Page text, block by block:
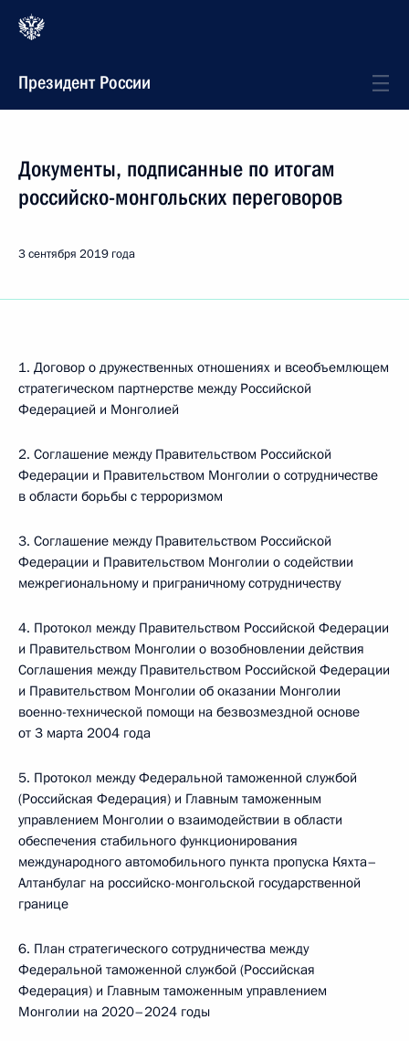
Президент России
Документы, подписанные по итогам
российско-монгольских переговоров
3 сентября 2019 года
1. Договор о дружественных отношениях и всеобъемлющем
стратегическом партнерстве между Российской
Федерацией и Монголией
2. Соглашение между Правительством Российской
Федерации и Правительством Монголии о сотрудничестве
в области борьбы с терроризмом
3. Соглашение между Правительством Российской
Федерации и Правительством Монголии о содействии
межрегиональному и приграничному сотрудничеству
4. Протокол между Правительством Российской Федерации
и Правительством Монголии о возобновлении действия
Соглашения между Правительством Российской Федерации
и Правительством Монголии об оказании Монголии
военно-технической помощи на безвозмездной основе
от 3 марта 2004 года
5. Протокол между Федеральной таможенной службой
(Российская Федерация) и Главным таможенным
управлением Монголии о взаимодействии в области
обеспечения стабильного функционирования
международного автомобильного пункта пропуска Кяхта–
Алтанбулаг на российско-монгольской государственной
границе
6. План стратегического сотрудничества между
Федеральной таможенной службой (Российская
Федерация) и Главным таможенным управлением
Монголии на 2020–2024 годы